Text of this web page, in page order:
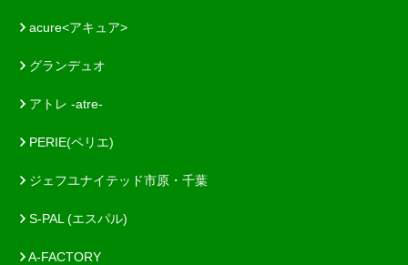
acure<アキュア>
グランデュオ
アトレ -atre-
PERIE(ペリエ)
ジェフユナイテッド市原・千葉
S-PAL (エスパル)
A-FACTORY